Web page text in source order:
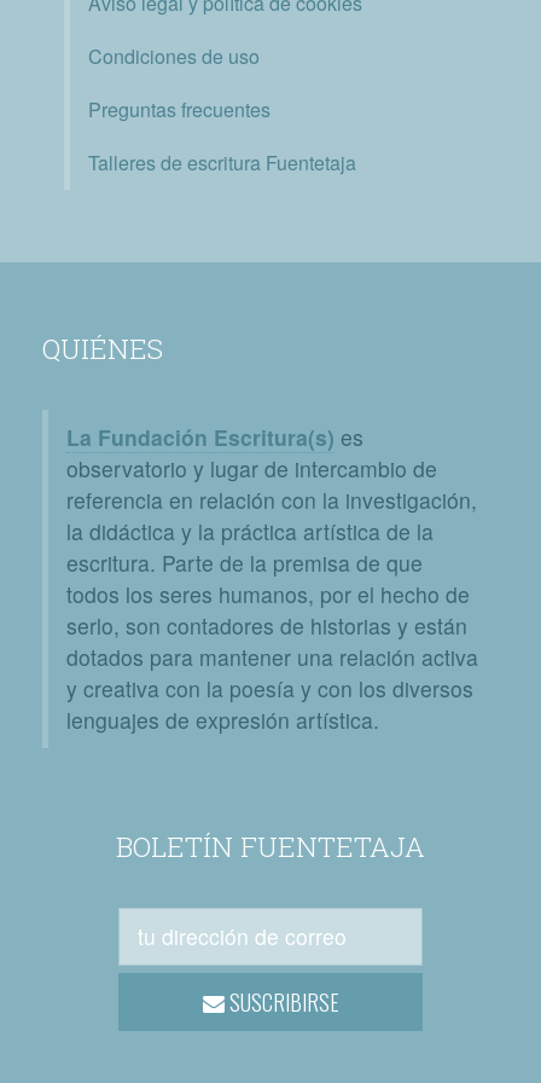
Condiciones de uso
Preguntas frecuentes
Talleres de escritura Fuentetaja
QUIÉNES
La Fundación Escritura(s) es
observatorio y lugar de intercambio de
referencia en relación con la investigación,
la didáctica y la práctica artística de la
escritura. Parte de la premisa de que
todos los seres humanos, por el hecho de
serlo, son contadores de historias y están
dotados para mantener una relación activa
y creativa con la poesía y con los diversos
lenguajes de expresión artística.
BOLETÍN FUENTETAJA
SUSCRIBIRSE